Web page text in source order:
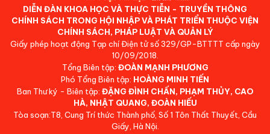
DIỄN ĐÀN KHOA HỌC VÀ THỰC TIỄN - TRUYỀN THÔNG
CHÍNH SÁCH TRONG HỘI NHẬP VÀ PHÁT TRIỂN THUỘC VIỆN
CHÍNH SÁCH, PHÁP LUẬT VÀ QUẢN LÝ
Giấy phép hoạt động Tạp chí Điện tử số 329/GP-BTTTT cấp ngày
10/09/2018.
Tổng Biên tập: ĐOÀN MẠNH PHƯƠNG
Phó Tổng Biên tập: HOÀNG MINH TIẾN
Ban Thư ký - Biên tập: ĐẶNG ĐÌNH CHẤN, PHẠM THỦY, CAO
HÀ, NHẬT QUANG, ĐOÀN HIẾU
Tòa soạn:T8, Cung Trí thức Thành phố, Số 1 Tôn Thất Thuyết, Cầu
Giấy, Hà Nội.